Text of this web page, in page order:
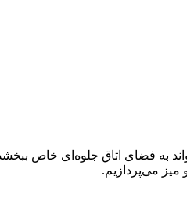
به فضای اتاق جلوه‌ای خاص
می‌پردازیم.